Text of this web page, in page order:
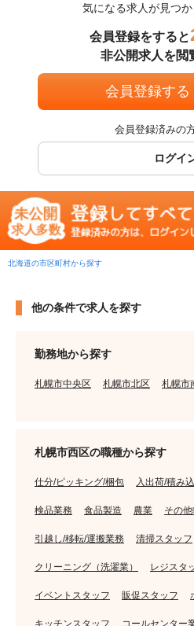
気になる求人が見つ
会員登録をすると
非公開求人を閲
会員登録する
会員登録済みの
ログイ
北海道の市区町村から探す
他の条件で求人を探す
勤務地から探す
札幌市中央区 札幌市北区 札幌市
札幌市西区の職種から探す
仕分/ピッキング/梱包 入出荷/積み
検品業務 食品製造 農業 その
引越し/移転/運搬業務 清掃スタッフ
クリーニング（洗濯業） レジスタ
イベントスタッフ 販促スタッフ
キッチンスタッフ コールセンター